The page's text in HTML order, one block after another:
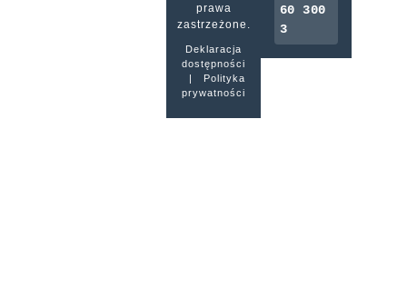
prawa
zastrzeżone.
Deklaracja
dostępności
|
Polityka
prywatności
60 300
3